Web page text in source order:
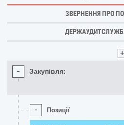
ЗВЕРНЕННЯ ПРО
+
- Закупівля:
- Позиції